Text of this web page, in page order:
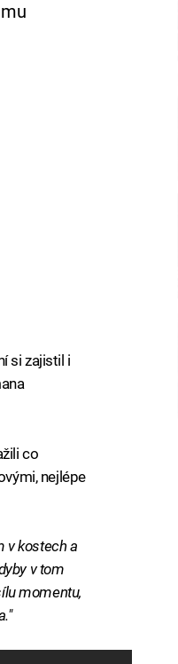
si zajistil i
co
nejlépe
v kostech a
v tom
momentu,